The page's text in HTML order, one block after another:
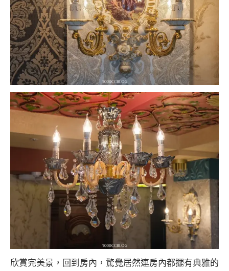
欣賞完美景，回到房內，驚覺居然連房內都擺有典雅的